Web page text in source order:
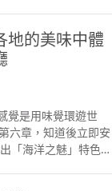
時至下午3時，下午
一文多發形式發放
欄內，詳情請點擊
欄和部落格 網站及
LifeMag 中國
次再嚐其他。 吃得
少精彩的藝術品和
放的，可以先問問
一文多發形式發放
專欄內，詳情請點擊
球。 這套乒乓球枱
中國傢俱的主要結
藝術家天明屋尚創作
個版本大熱作品
括Shinny Star、
Cream和夜光
本是最新發行的掌
，推出了農曆新年特
展覽是搶先在
就最好先打電話訂
的這一天，蘇蘇就與
。 可能大家對匯食
沒有這個經歷 蘇蘇
菜的羊腩煲和滋補
、牛牛或成記，雖然
下來時，也不好意思
題了，因為由百老
的匯食坊，只要一坐
合成別具特色的禮
準備一份難忘又滿
立，已於 48 個國家
材料如有機水果及蔬
及面部產品，其中
歡迎的固體洗頭
，LUSH嵐舒在努
業的代表。他們的產
動，支持慈善團體。
地的美味中體
覺是用味覺環遊世
六章，知道後立即安
「海洋之魅」特色晚